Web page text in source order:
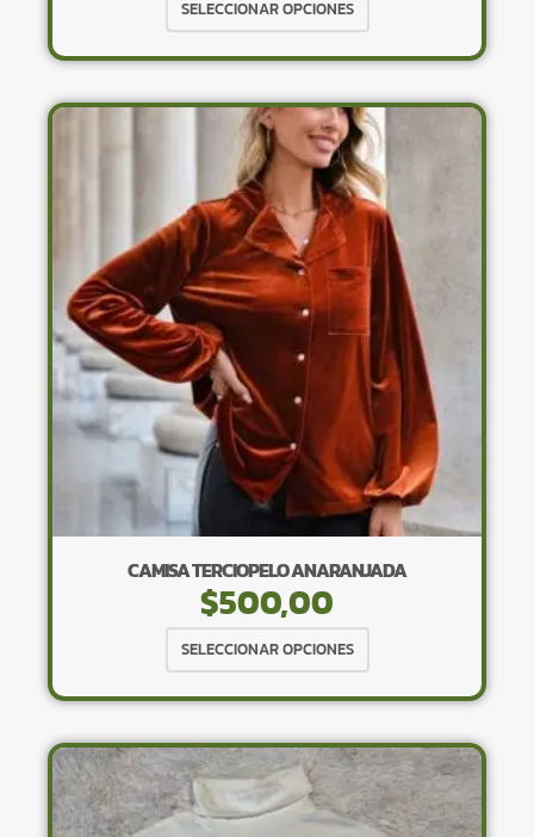
SELECCIONAR OPCIONES
producto
tiene
variantes.
Las
opciones
se
pueden
elegir
página
de
producto
CAMISA TERCIOPELO ANARANJADA
$500,00
SELECCIONAR OPCIONES
producto
tiene
variantes.
Las
opciones